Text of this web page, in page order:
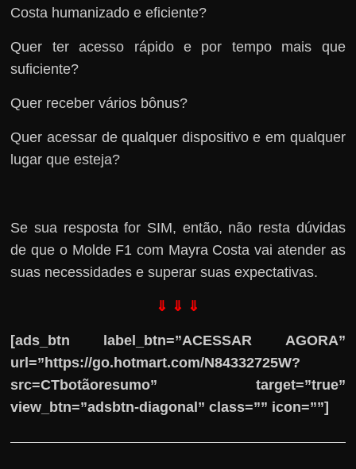
Costa humanizado e eficiente?
Quer ter acesso rápido e por tempo mais que
suficiente?
Quer receber vários bônus?
Quer acessar de qualquer dispositivo e em qualquer
lugar que esteja?
Se sua resposta for SIM, então, não resta dúvidas
de que o Molde F1 com Mayra Costa vai atender as
suas necessidades e superar suas expectativas.
⇓ ⇓ ⇓
[ads_btn label_btn=”ACESSAR AGORA”
url=”https://go.hotmart.com/N84332725W?
src=CTbotãoresumo” target=”true”
view_btn=”adsbtn-diagonal” class=”” icon=””]